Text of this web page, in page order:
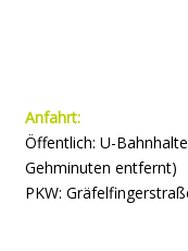
Anfahrt:
Öffentlich: U-
Gehminuten entfernt)
PKW: